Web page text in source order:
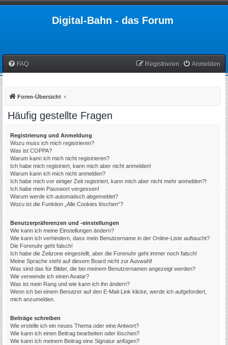
Digital-Bahn - das Forum
FAQ Anmelden
Registrieren
Foren-Übersicht
Häufig gestellte Fragen
Registrierung und Anmeldung
Wozu muss ich mich registrieren?
Was ist COPPA?
Warum kann ich mich nicht registrieren?
Ich habe mich registriert, kann mich aber nicht anmelden!
Warum kann ich mich nicht anmelden?
Ich habe mich vor einiger Zeit registriert, kann mich aber nicht mehr anmelden?!
Ich habe mein Passwort vergessen!
Warum werde ich automatisch abgemeldet?
Wozu ist die Funktion „Alle Cookies löschen“?
Benutzerpräferenzen und -einstellungen
Wie kann ich meine Einstellungen ändern?
Wie kann ich verhindern, dass mein Benutzername in der Online-Liste auftaucht?
Die Forenuhr geht falsch!
Ich habe die Zeitzone eingestellt, aber die Forenuhr geht immer noch falsch!
Meine Sprache steht auf diesem Board nicht zur Auswahl!
Was sind das für Bilder, die bei meinem Benutzernamen angezeigt werden?
Wie verwende ich einen Avatar?
Was ist mein Rang und wie kann ich ihn ändern?
Wenn ich bei einem Benutzer auf den E-Mail-Link klicke, werde ich aufgefordert,
mich anzumelden.
Beiträge schreiben
Wie erstelle ich ein neues Thema oder eine Antwort?
Wie kann ich einen Beitrag bearbeiten oder löschen?
Wie kann ich meinem Beitrag eine Signatur anfügen?